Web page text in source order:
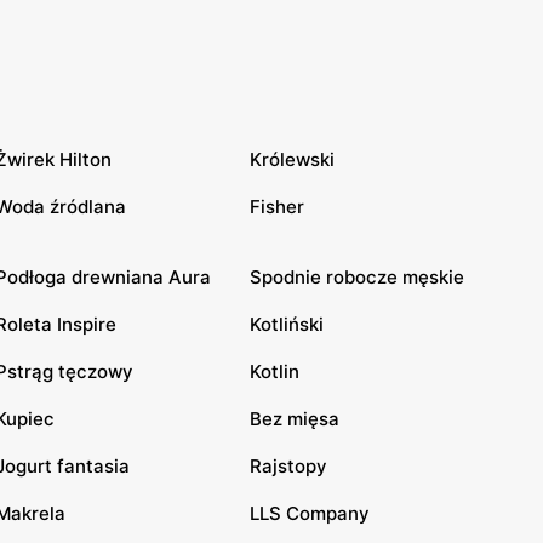
Hilton Królewski
źródlana Fisher
drewniana Aura Spodnie robocze męskie
Inspire Kotliński
tęczowy Kotlin
Bez mięsa
fantasia Rajstopy
LLS Company